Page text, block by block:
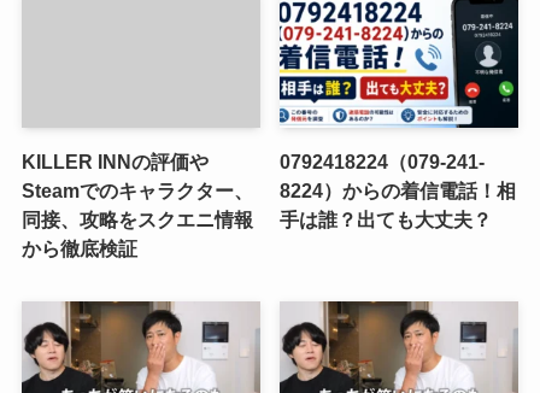
KILLER INNの評価や
Steamでのキャラクター、
同接、攻略をスクエニ情報
から徹底検証
0792418224（079-241-
8224）からの着信電話！相
手は誰？出ても大丈夫？